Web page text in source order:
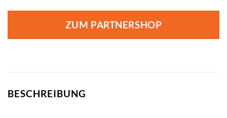
ZUM PARTNERSHOP
BESCHREIBUNG